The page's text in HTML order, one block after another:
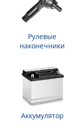
Рулевые
наконечники
Аккумулятор